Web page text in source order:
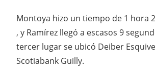
Montoya hizo un tiempo de 1 hora
, y Ramírez llegó a escasos 9
tercer lugar se ubicó Deiber
Scotiabank Guilly.